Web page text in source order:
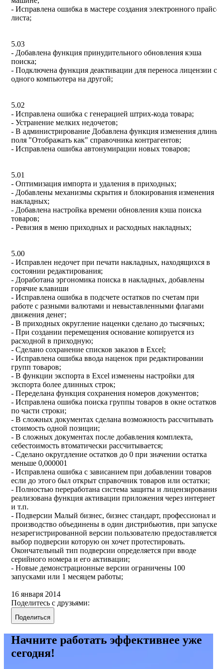
- Исправлена ошибка в мастере создания электронного
листа;
5.03
- Добавлена функция принудительного обновления кэша
поиска;
- Подключена функция деактивации для переноса лицензии с
одного компьютера на другой;
5.02
- Исправлена ошибка с генерацией штрих-кода товара;
- Устранение мелких недочетов;
- В администрирование Добавлена функция изменения
поля "Отображать как" справочника контрагентов;
- Исправлена ошибка автонумирации новых товаров;
5.01
- Оптимизация импорта и удаления в приходных;
- Добавлены механизмы скрытия и блокирования изменения
накладных;
- Добавлена настройка времени обновления кэша поиска
товаров;
- Ревизия в меню приходных и расходных накладных;
5.00
- Исправлен недочет при печати накладных, находящихся в
состоянии редактирования;
- Доработана эргономика поиска в накладных, добавлены
горячие клавиши
- Исправлена ошибка в подсчете остатков по счетам при
работе с разными валютами и невыставленными флагами
движения денег;
- В приходных округление наценки сделано до тысячных;
- При создании перемещения основание копируется из
расходной в приходную;
- Сделано сохранение списков заказов в Excel;
- Исправлена ошибка ввода наценок при редактировании
групп товаров;
- В функции экспорта в Excel изменены настройки для
экспорта более длинных строк;
- Переделана функция сохранения номеров документов;
- Исправлена ошибка поиска группы товаров в окне остатков
по части строки;
- В сложных документах сделана возможность рассчитывать
стоимость одной позиции;
- В сложных документах после добавления комплекта,
себестоимость втоматически рассчитывается;
- Сделано округдление остатков до 0 при значении остатка
меньше 0,000001
- Исправлена ошибка с зависанием при добавлении товаров
если до этого был открыт справочник товаров или остатки;
- Полностью переработана система защиты и
реализована функция активации приложения через интернет
и т.п.
- Подверсии Малый бизнес, бизнес стандарт, профессионал и
производство объединены в один дистрибьютив, при запуске
незарегистрированной версии пользователю предоставляется
выбор подверсии которую он хочет протестировать.
Окончательный тип подверсии определяется при вводе
серийного номера и его активации;
- Новые демонстрационные версии ограничены 100
запусками или 1 месяцем работы;
16 января 2014
Поделитесь с друзьями:
Поделиться
Начните работать эффективнее уже
сегодня!